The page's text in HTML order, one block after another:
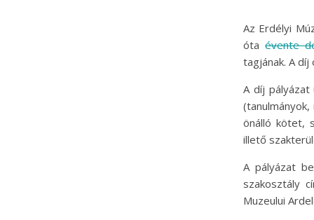
Az Erdélyi
ótaévente
tagjának. A
A díj pályázat
önálló kötet,
illető
A pályázat
szakosztály
Muzeului